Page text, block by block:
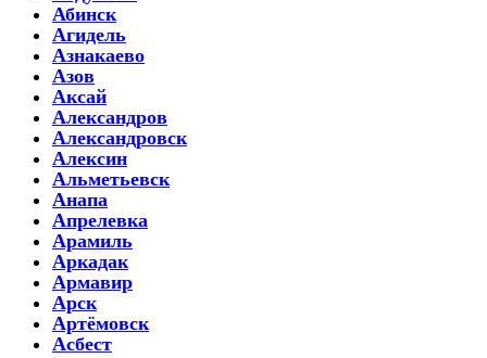
Абинск
Агидель
Азнакаево
Азов
Аксай
Александров
Александровск
Алексин
Альметьевск
Анапа
Апрелевка
Арамиль
Аркадак
Армавир
Арск
Артёмовск
Асбест